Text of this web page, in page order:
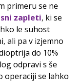
primeru se ne
zapleti, ki se
le suhost
ali pa v izjemno
do 10%
odpravi s še
operaciji se lahko